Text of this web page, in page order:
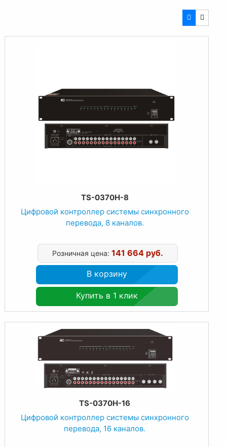
TS-0370H-8
Цифровой контроллер системы синхронного
перевода, 8 каналов.
Розничная цена: 141 664 руб.
В корзину
Купить в 1 клик
TS-0370H-16
Цифровой контроллер системы синхронного
перевода, 16 каналов.